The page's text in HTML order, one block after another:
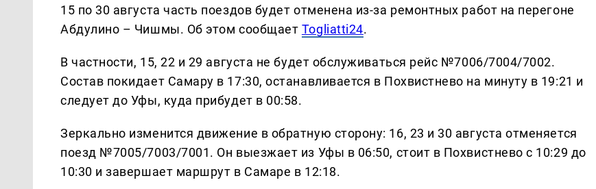
15 по 30 августа часть поездов будет отменена из-за ремонтных работ на перегоне
Абдулино – Чишмы. Об этом сообщает Togliatti24.
В частности, 15, 22 и 29 августа не будет обслуживаться рейс №7006/7004/7002.
Состав покидает Самару в 17:30, останавливается в Похвистнево на минуту в 19:21 и
следует до Уфы, куда прибудет в 00:58.
Зеркально изменится движение в обратную сторону: 16, 23 и 30 августа отменяется
поезд №7005/7003/7001. Он выезжает из Уфы в 06:50, стоит в Похвистнево с 10:29 до
10:30 и завершает маршрут в Самаре в 12:18.